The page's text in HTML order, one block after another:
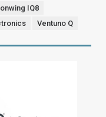
IQ8
Ventuno Q